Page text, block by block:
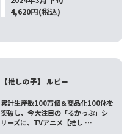
4,620円(税込)
【推しの子】 ルビー
累計生産数100万個＆商品化100体を
突破し、今大注目の「るかっぷ」シ
リーズに、TVアニメ【推し …